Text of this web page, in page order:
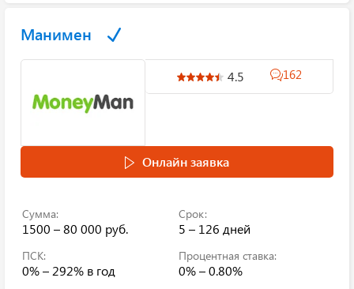
Манимен
4.5 162
Онлайн заявка
Сумма:
1500 – 80 000 руб.
Срок:
5 – 126 дней
ПСК:
0% – 292% в год
Процентная ставка:
0% – 0.80%